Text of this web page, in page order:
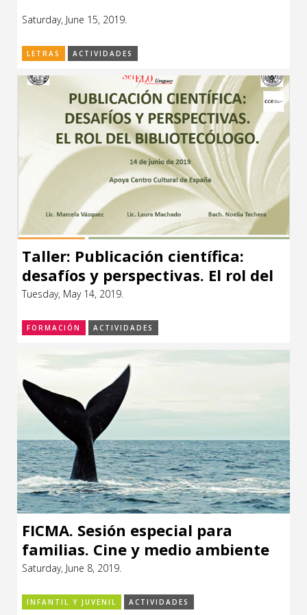
Saturday, June 15, 2019.
LETRAS ACTIVIDADES
Taller: Publicación científica:
desafíos y perspectivas. El rol del
Bibliotecólogo
Tuesday, May 14, 2019.
FORMACIÓN ACTIVIDADES
FICMA. Sesión especial para
familias. Cine y medio ambiente
Saturday, June 8, 2019.
INFANTIL Y JUVENIL ACTIVIDADES